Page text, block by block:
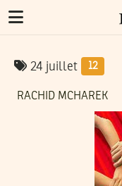
24 juillet 12
RACHID MCHAREK